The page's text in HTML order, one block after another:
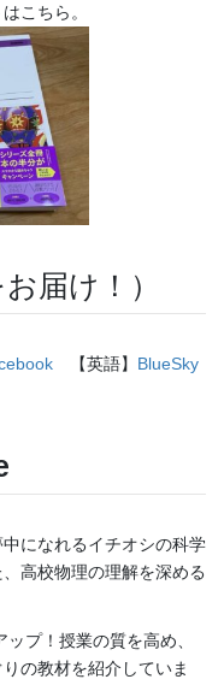
はこちら。
届け！）
【英語】 BlueSky
になれるイチオシの科学
高校物理の理解を深める
プ！授業の質を高め、
の教材を紹介していま